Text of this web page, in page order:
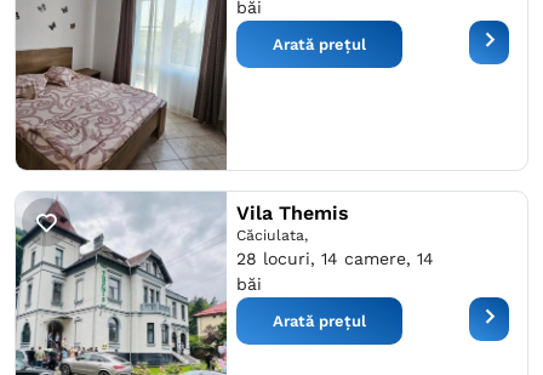
băi
Arată prețul
Vila Themis
Căciulata,
28 locuri, 14 camere, 14
băi
Arată prețul